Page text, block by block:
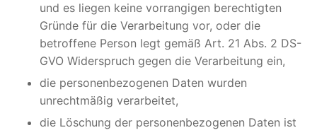
und es liegen keine vorrangigen berechtigten
Gründe für die Verarbeitung vor, oder die
betroffene Person legt gemäß Art. 21 Abs. 2 DS-
GVO Widerspruch gegen die Verarbeitung ein,
die personenbezogenen Daten wurden
unrechtmäßig verarbeitet,
die Löschung der personenbezogenen Daten ist